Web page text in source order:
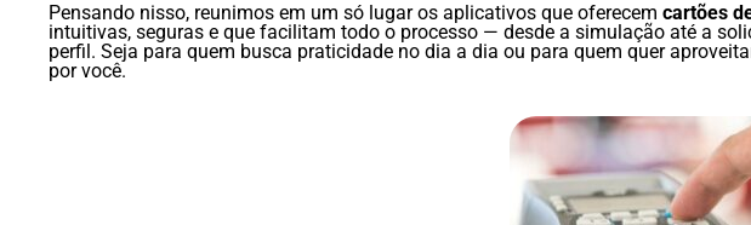
Pensando nisso, reunimos em um só lugar os aplicativos que oferecem cartões
intuitivas, seguras e que facilitam todo o processo — desde a simulação até a
perfil. Seja para quem busca praticidade no dia a dia ou para quem quer
por você.